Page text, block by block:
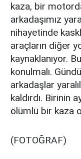
kaza, bir
arkadaşımız
nihayetinde
araçların diğer
kaynaklanıyor.
konulmalı.
arkadaşlar
kaldırdı. Birinin
ölümlü bir kaza
(FOTOĞRAF)